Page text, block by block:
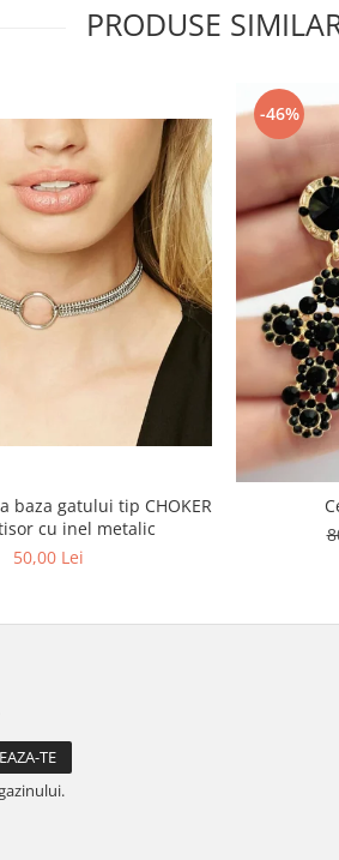
PRODUSE
baza gatului tip CHOKER
cu inel metalic
50,00 Lei
-46%